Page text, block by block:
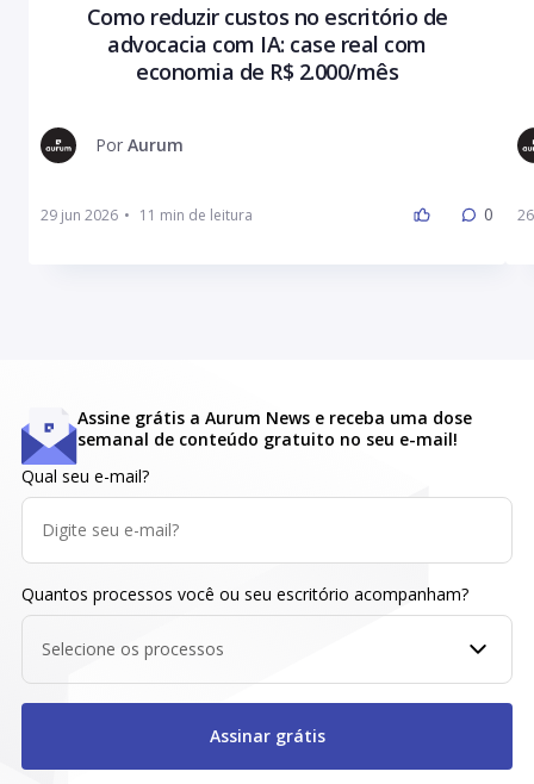
Como reduzir custos no escritório de
advocacia com IA: case real com
economia de R$ 2.000/mês
Por Aurum
29 jun 2026 • 0
Assine grátis a Aurum News e receba uma dose
semanal de conteúdo gratuito no seu e-mail!
Qual seu e-mail?
Quantos processos você ou seu escritório acompanham?
Selecione os processos
Assinar grátis